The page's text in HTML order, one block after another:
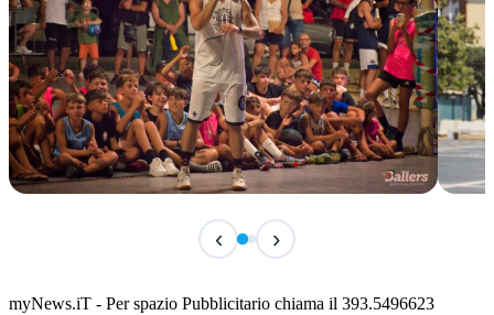
Classic Contest 3vs3 Memorial Michele
📅 6 Agosto 2026 · 09:00 · 📍 Lungomare C. Colombo
‹ ›
myNews.iT - Per spazio Pubblicitario chiama il 393.5496623